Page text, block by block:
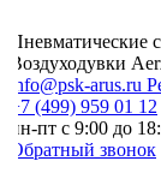
arus.ru
(499) 959 01 12
пт с 9:00 до 18:00
звонок